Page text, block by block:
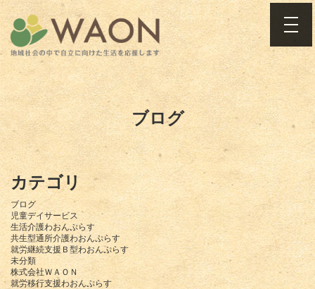
ブログ
カテゴリ
ブログ
児童デイサービス
生活介護わおんぷらす
共生型通所介護わおんぷらす
就労継続支援Ｂ型わおんぷらす
未分類
株式会社ＷＡＯＮ
就労移行支援わおんぷらす